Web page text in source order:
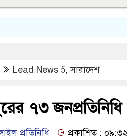
Lead News 5,সারাদেশ
৭৩ জনপ্রতিনিধি
প্রতিনিধি প্রকাশিত :